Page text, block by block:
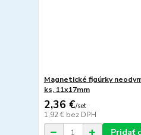
Magnetické figúrky
ks, 11x17mm
2,36 €/set
1,92 € bez DPH
Pridať